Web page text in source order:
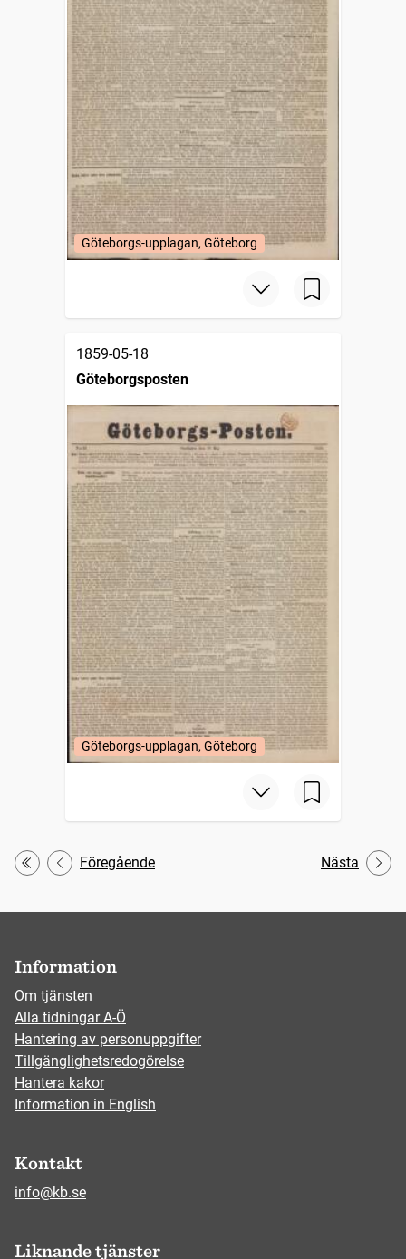
Göteborgs-upplagan, Göteborg
1859-05-18
Göteborgsposten
Göteborgs-upplagan, Göteborg
Första
Föregående Nästa
Information
Om tjänsten
Alla tidningar A-Ö
Hantering av personuppgifter
Tillgänglighetsredogörelse
Hantera kakor
Information in English
Kontakt
info@kb.se
Liknande tjänster